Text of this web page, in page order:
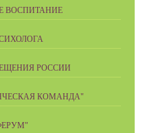
ВОСПИТАНИЕ
РОССИИ
КОМАНДА"